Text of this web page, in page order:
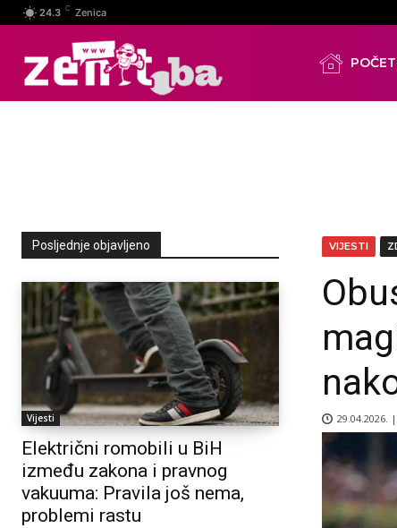
24.3 C Zenica
Posljednje objavljeno
Vijesti
Električni romobili u BiH
između zakona i pravnog
vakuuma: Pravila još nema,
problemi rastu
VIJESTI
29.04.2026.